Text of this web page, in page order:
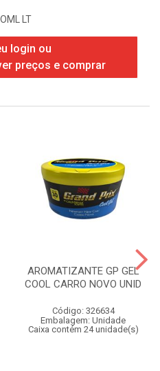
LT
login ou
preços e comprar
AROMATIZANTE GP GEL
COOL CARRO NOVO UNID
Código: 326634
Embalagem: Unidade
Caixa contém 24 unidade(s)